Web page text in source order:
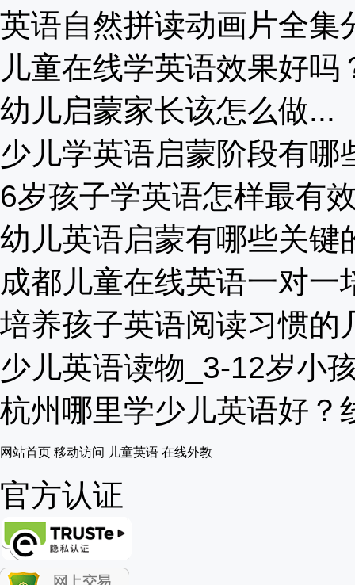
英语自然拼读动画片全集
儿童在线学英语效果好吗
幼儿启蒙家长该怎么做...
少儿学英语启蒙阶段有哪
6岁孩子学英语怎样最有
幼儿英语启蒙有哪些关键
成都儿童在线英语一对一
培养孩子英语阅读习惯的
少儿英语读物_3-12岁小
杭州哪里学少儿英语好？
网站首页 移动访问 儿童英语 在线外教
官方认证